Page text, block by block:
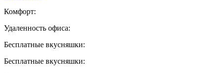
Комфорт:
Удаленность офиса:
Бесплатные вкусняшки:
Бесплатные вкусняшки: